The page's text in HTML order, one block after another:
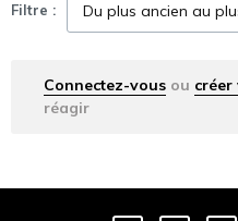
Filtre :
Connectez-vous ou créer
réagir